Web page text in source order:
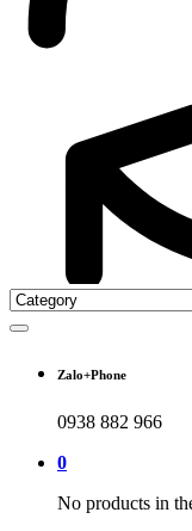
Zalo+Phone
0938 882 966
0
No products in